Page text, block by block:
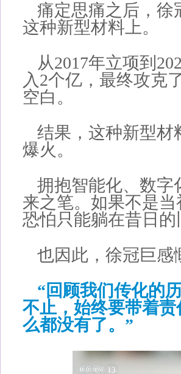
痛定思痛之后，徐
这种新型材料上。
从2017年立项到
入2个亿，最终攻克
空白。
结果，这种新型材
爆火。
拥抱智能化、数字
来之笔。如果不是
恐怕只能躺在昔日
也因此，徐冠巨感
“回顾我们传化的
不止，始终要带着
么都没有了。”